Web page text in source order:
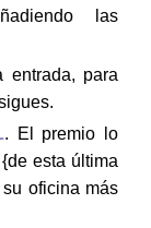
las
para
. El premio lo
esta última
oficina más